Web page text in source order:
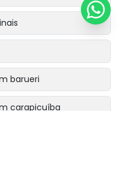
barueri
carapicuíba